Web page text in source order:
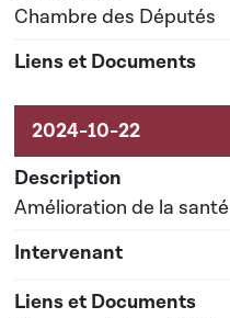
Chambre des Députés
Amélioration de la